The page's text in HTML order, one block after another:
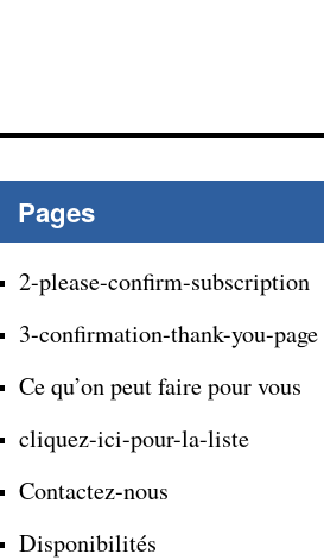
Pages
2-please-confirm-subscription
3-confirmation-thank-you-page
Ce qu’on peut faire pour vous
cliquez-ici-pour-la-liste
Contactez-nous
Disponibilités